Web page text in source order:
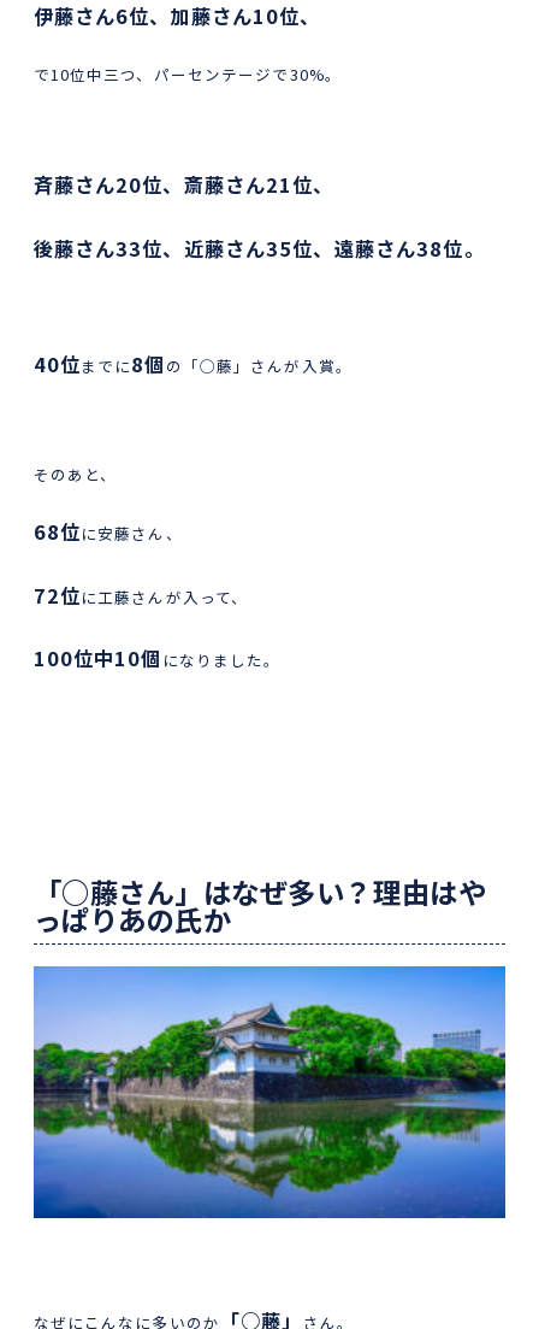
伊藤さん6位、加藤さん10位、
で10位中三つ、パーセンテージで30%。
斉藤さん20位、斎藤さん21位、
後藤さん33位、近藤さん35位、遠藤さん38位。
40位までに8個 の「◯藤」さんが入賞。
そのあと、
68位に安藤さん、
72位に工藤さんが入って、
100位中10個 になりました。
「○藤さん」はなぜ多い？理由はや
っぱりあの氏か
なぜにこんなに多いのか 「○藤」 さん。